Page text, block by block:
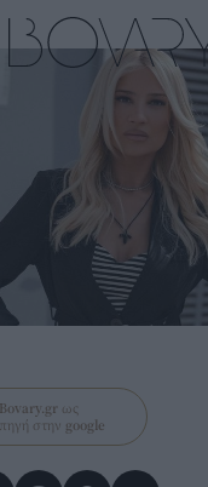
Bovary.gr ως
στην google